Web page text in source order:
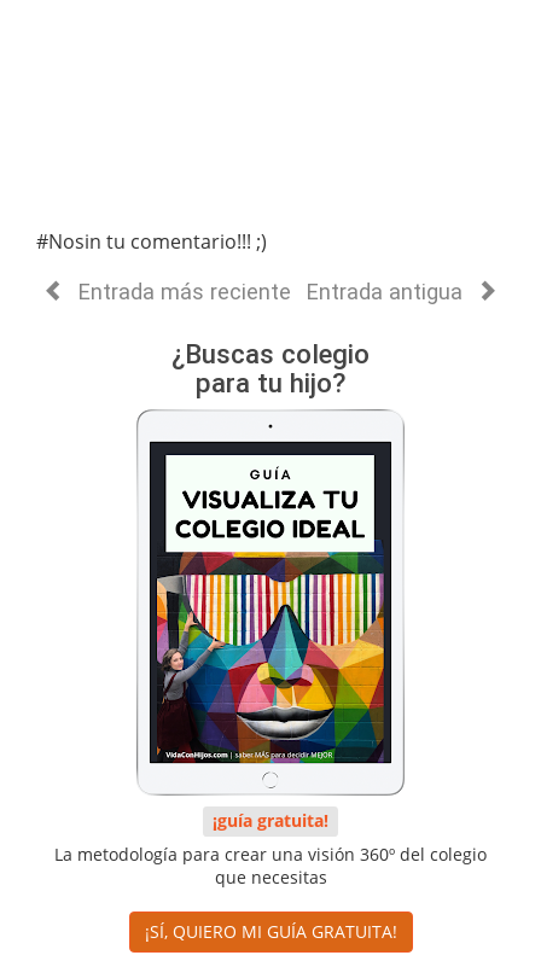
#Nosin tu comentario!!! ;)
Entrada más reciente Entrada antigua
¿Buscas colegio
para tu hijo?
¡guía gratuita!
La metodología para crear una visión 360º del colegio
que necesitas
¡SÍ, QUIERO MI GUÍA GRATUITA!